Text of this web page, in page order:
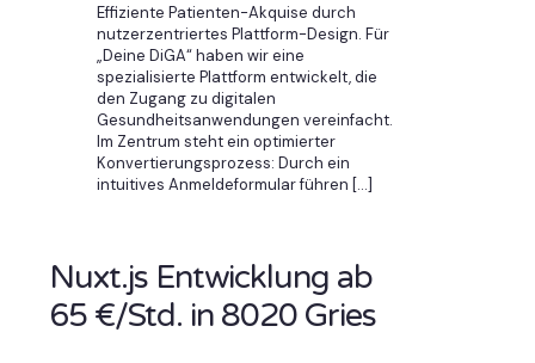
Effiziente Patienten-Akquise durch
nutzerzentriertes Plattform-Design. Für
„Deine DiGA“ haben wir eine
spezialisierte Plattform entwickelt, die
den Zugang zu digitalen
Gesundheitsanwendungen vereinfacht.
Im Zentrum steht ein optimierter
Konvertierungsprozess: Durch ein
intuitives Anmeldeformular führen […]
Nuxt.js Entwicklung ab
65 €/Std. in 8020 Gries